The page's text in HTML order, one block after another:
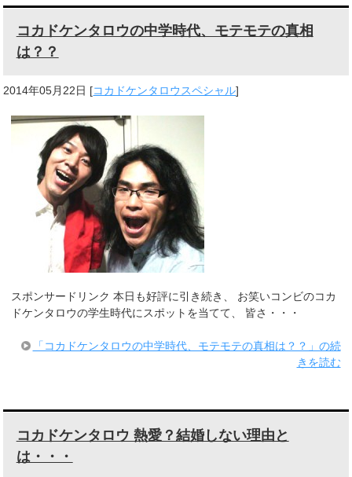
コカドケンタロウの中学時代、モテモテの真相
は？？
2014年05月22日 [コカドケンタロウスペシャル]
スポンサードリンク 本日も好評に引き続き、 お笑いコンビのコカ
ドケンタロウの学生時代にスポットを当てて、 皆さ・・・
「コカドケンタロウの中学時代、モテモテの真相は？？」の続
きを読む
コカドケンタロウ 熱愛？結婚しない理由と
は・・・